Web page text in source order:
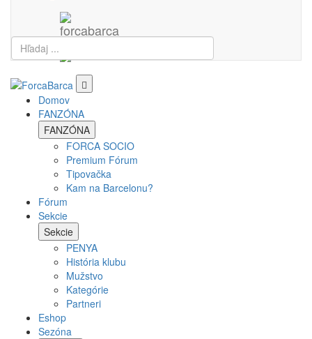
Domov
FANZÓNA
FANZÓNA
FORCA SOCIO
Premium Fórum
Tipovačka
Kam na Barcelonu?
Fórum
Sekcie
Sekcie
PENYA
História klubu
Mužstvo
Kategórie
Partneri
Eshop
Sezóna